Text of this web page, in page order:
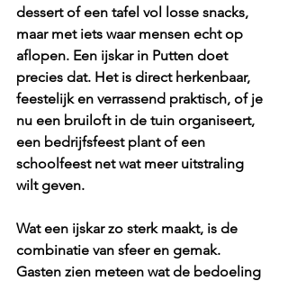
dessert of een tafel vol losse snacks,
maar met iets waar mensen echt op
aflopen. Een ijskar in Putten doet
precies dat. Het is direct herkenbaar,
feestelijk en verrassend praktisch, of je
nu een bruiloft in de tuin organiseert,
een bedrijfsfeest plant of een
schoolfeest net wat meer uitstraling
wilt geven.
Wat een ijskar zo sterk maakt, is de
combinatie van sfeer en gemak.
Gasten zien meteen wat de bedoeling